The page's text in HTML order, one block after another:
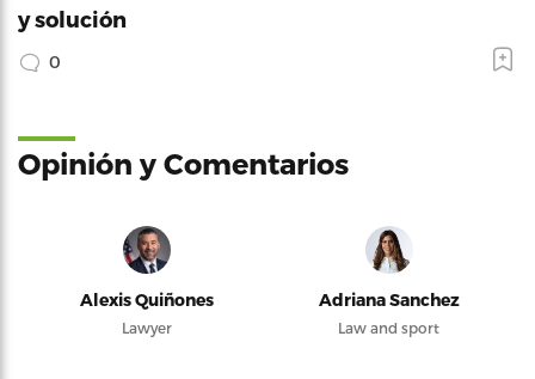
y solución
0
Opinión y Comentarios
Alexis Quiñones
Lawyer
Adriana Sanchez
Law and sport